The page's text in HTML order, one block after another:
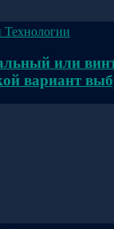
Технологии
или
вариант